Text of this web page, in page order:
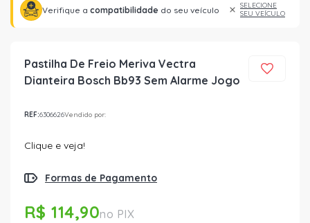
Verifique a compatibilidade do seu veículo
SELECIONE
SEU VEÍCULO
Pastilha De Freio Meriva Vectra
Dianteira Bosch Bb93 Sem Alarme Jogo
REF:6306626Vendido por:
Clique e veja!
Formas de Pagamento
R$ 114,90